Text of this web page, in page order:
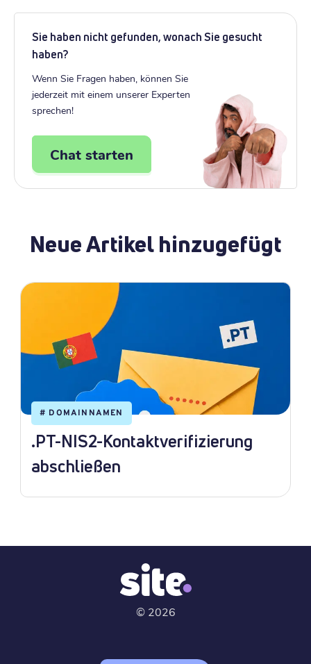
Sie haben nicht gefunden, wonach Sie gesucht
haben?
Wenn Sie Fragen haben, können Sie
jederzeit mit einem unserer Experten
sprechen!
Chat starten
Neue Artikel hinzugefügt
# DOMAINNAMEN
.PT-NIS2-Kontaktverifizierung
abschließen
© 2026